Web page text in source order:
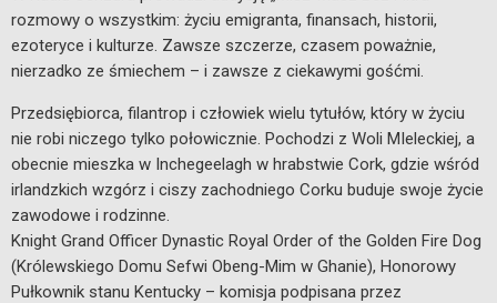
rozmowy o wszystkim: życiu emigranta, finansach, historii,
ezoteryce i kulturze. Zawsze szczerze, czasem poważnie,
nierzadko ze śmiechem – i zawsze z ciekawymi gośćmi.
Przedsiębiorca, filantrop i człowiek wielu tytułów, który w życiu
nie robi niczego tylko połowicznie. Pochodzi z Woli MIeleckiej, a
obecnie mieszka w Inchegeelagh w hrabstwie Cork, gdzie wśród
irlandzkich wzgórz i ciszy zachodniego Corku buduje swoje życie
zawodowe i rodzinne.
Knight Grand Officer Dynastic Royal Order of the Golden Fire Dog
(Królewskiego Domu Sefwi Obeng-Mim w Ghanie), Honorowy
Pułkownik stanu Kentucky – komisja podpisana przez